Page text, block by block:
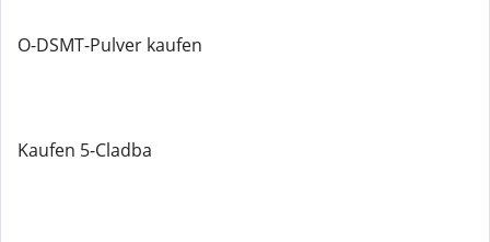
O-DSMT-Pulver kaufen
Kaufen 5-Cladba